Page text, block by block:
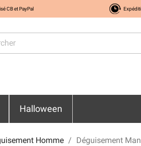
CB et PayPal
Halloween
Homme Déguisement